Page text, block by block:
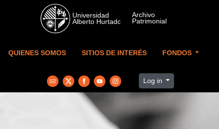
Skip to main content
QUIENES SOMOS SITIOS DE INTERÉS FONDOS
Log in